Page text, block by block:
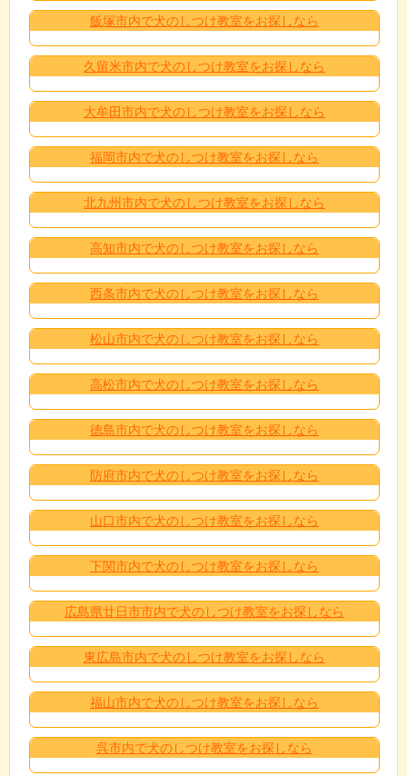
飯塚市内で犬のしつけ教室をお探しなら
久留米市内で犬のしつけ教室をお探しなら
大牟田市内で犬のしつけ教室をお探しなら
福岡市内で犬のしつけ教室をお探しなら
北九州市内で犬のしつけ教室をお探しなら
高知市内で犬のしつけ教室をお探しなら
西条市内で犬のしつけ教室をお探しなら
松山市内で犬のしつけ教室をお探しなら
高松市内で犬のしつけ教室をお探しなら
徳島市内で犬のしつけ教室をお探しなら
防府市内で犬のしつけ教室をお探しなら
山口市内で犬のしつけ教室をお探しなら
下関市内で犬のしつけ教室をお探しなら
広島県廿日市市内で犬のしつけ教室をお探しなら
東広島市内で犬のしつけ教室をお探しなら
福山市内で犬のしつけ教室をお探しなら
呉市内で犬のしつけ教室をお探しなら